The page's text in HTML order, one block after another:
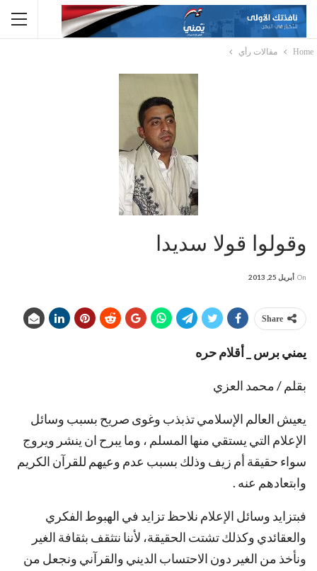
Home مقالات رأي
وقولوا قولا سديدا
On أبريل 25, 2013
Share
يمني برس _ أقلام حره
بقلم / محمد العزي
يعيش العالم الإسلامي تذبذب وغوى صريح بسبب وسائل
الإعلام التي يستقي منها المسلم ، وما يبرح ان ينشر ويروج
سواء حقيقة أم زيف وذلك بسبب عدم وعيهم للقرآن الكريم
وابتعادهم عنه .
فبتزايد وسائل الإعلام نلاحظ تزايد في الهبوط الفكري
والعقائدي وكذلك تشتت الحقيقة، لأننا نتثقف بثقافة الغير
ونأخذ من الغير دون الاحتساب الديني والقرآني ونجعل من